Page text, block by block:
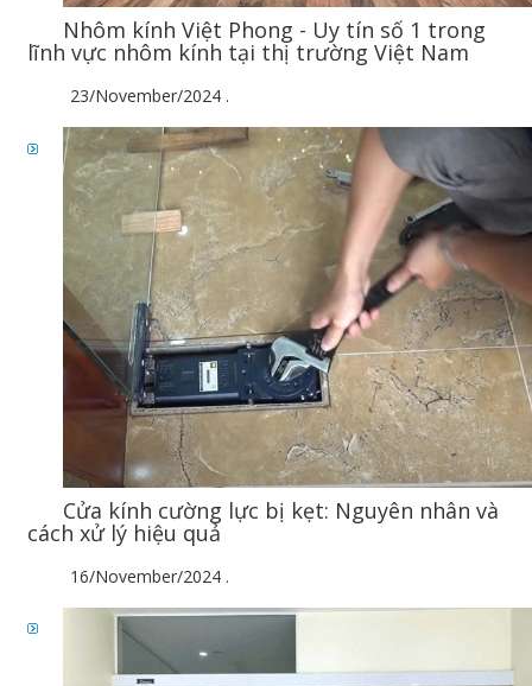
Nhôm kính Việt Phong - Uy tín số 1 trong
lĩnh vực nhôm kính tại thị trường Việt Nam
23/November/2024 .
Cửa kính cường lực bị kẹt: Nguyên nhân và
cách xử lý hiệu quả
16/November/2024 .